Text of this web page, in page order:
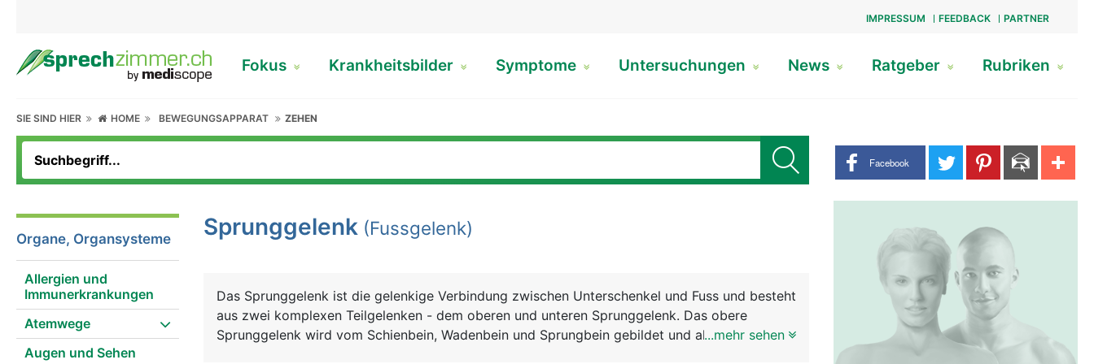
IMPRESSUM FEEDBACK PARTNER
Fokus Krankheitsbilder Symptome Untersuchungen News Ratgeber Rubriken
SIE SIND HIER HOME BEWEGUNGSAPPARAT ZEHEN
Share buttons
Facebook
Organe, Organsysteme
Allergien und
Immunerkrankungen
Atemwege
Augen und Sehen
Sprunggelenk (Fussgelenk)
Das Sprunggelenk ist die gelenkige Verbindung zwischen Unterschenkel und Fuss und besteht
aus zwei komplexen Teilgelenken - dem oberen und unteren Sprunggelenk. Das obere
Sprunggelenk wird vom Schienbein, Wadenbein und Sprungbein gebildet und als...mehr sehen